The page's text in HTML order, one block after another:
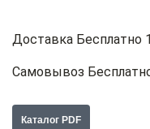
Доставка Бесплатно
Самовывоз
Каталог PDF